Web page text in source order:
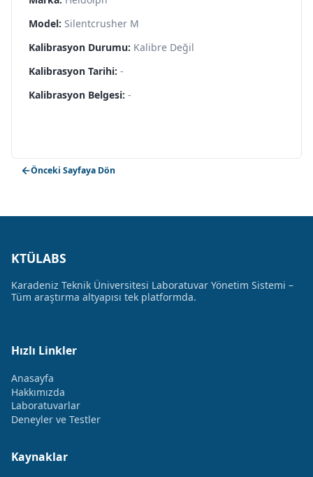
Model: Silentcrusher M
Kalibrasyon Durumu: Kalibre Değil
Kalibrasyon Tarihi: -
Kalibrasyon Belgesi: -
Önceki Sayfaya Dön
KTÜLABS
Karadeniz Teknik Üniversitesi Laboratuvar Yönetim Sistemi –
Tüm araştırma altyapısı tek platformda.
Hızlı Linkler
Anasayfa
Hakkımızda
Laboratuvarlar
Deneyler ve Testler
Kaynaklar